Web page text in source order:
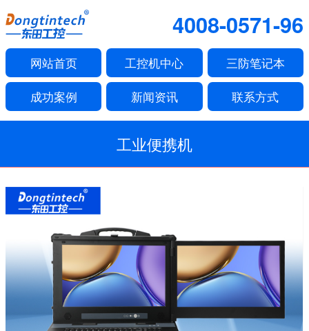
4008-0571-96
网站首页 工控机中心 三防笔记本
成功案例 新闻资讯 联系方式
工业便携机